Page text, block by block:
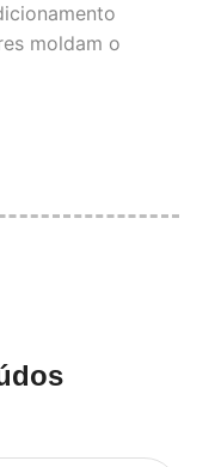
moldam o